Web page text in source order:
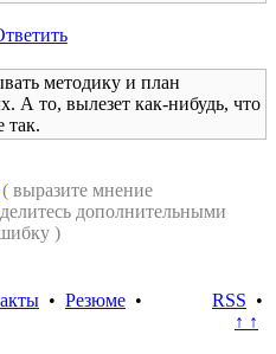
методику и план
А то, вылезет как-нибудь, что
так.
( выразите мнение
дополнительными
)
• Резюме •
RSS •
↑ ↑